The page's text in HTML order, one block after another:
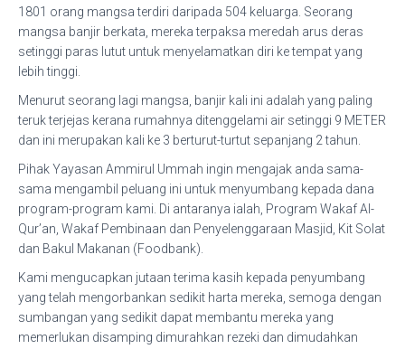
1801 orang mangsa terdiri daripada 504 keluarga. Seorang
mangsa banjir berkata, mereka terpaksa meredah arus deras
setinggi paras lutut untuk menyelamatkan diri ke tempat yang
lebih tinggi.
Menurut seorang lagi mangsa, banjir kali ini adalah yang paling
teruk terjejas kerana rumahnya ditenggelami air setinggi 9 METER
dan ini merupakan kali ke 3 berturut-turtut sepanjang 2 tahun.
Pihak Yayasan Ammirul Ummah ingin mengajak anda sama-
sama mengambil peluang ini untuk menyumbang kepada dana
program-program kami. Di antaranya ialah, Program Wakaf Al-
Qur’an, Wakaf Pembinaan dan Penyelenggaraan Masjid, Kit Solat
dan Bakul Makanan (Foodbank).
Kami mengucapkan jutaan terima kasih kepada penyumbang
yang telah mengorbankan sedikit harta mereka, semoga dengan
sumbangan yang sedikit dapat membantu mereka yang
memerlukan disamping dimurahkan rezeki dan dimudahkan